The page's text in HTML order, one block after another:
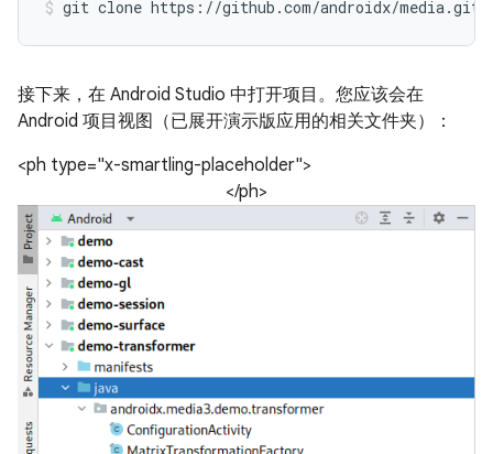
接下来，在 Android Studio 中打开项目。您应该会在
Android 项目视图（已展开演示版应用的相关文件夹）：
<ph type="x-smartling-placeholder">
</ph>